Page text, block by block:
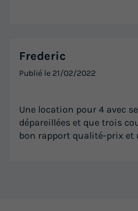
Frederic
Publié le 21/02/2022
Une location pour 4 avec
dépareillées et que trois
bon rapport qualité-prix et